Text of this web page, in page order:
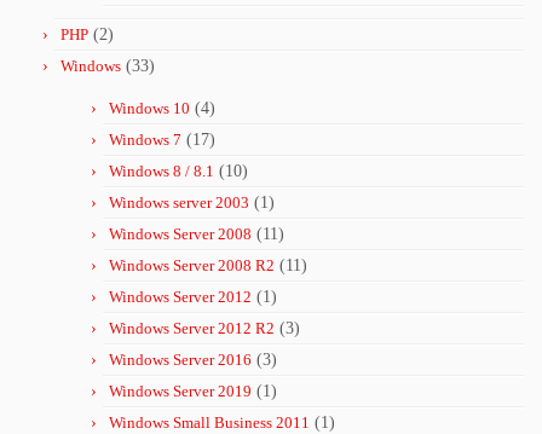
PHP (2)
Windows (33)
Windows 10 (4)
Windows 7 (17)
Windows 8 / 8.1 (10)
Windows server 2003 (1)
Windows Server 2008 (11)
Windows Server 2008 R2 (11)
Windows Server 2012 (1)
Windows Server 2012 R2 (3)
Windows Server 2016 (3)
Windows Server 2019 (1)
Windows Small Business 2011 (1)